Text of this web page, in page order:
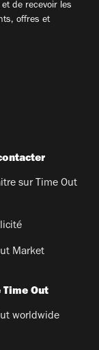
et de recevoir les
offres et
sur Time Out
Market
Time Out
worldwide